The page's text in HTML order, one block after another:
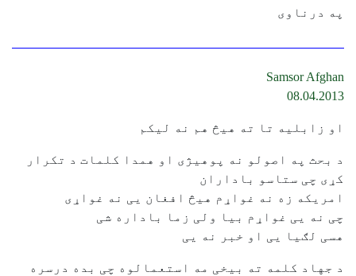
په درناوی
Samsor Afghan
08.04.2013
او زابلیه تا ته هیڅ هم نه لیکم
د بحث په اصولو نه پوهیژی او همدا کلمات د تکرار
کړی چی ستاسو باداران
امریکه زه نه غواړم هیڅ افغان یی نه غواړی
چی نه یی غواړم بیا ولی زما باداره شی
هسی لګیا یی او خبر نه یی
د جهاد کلمه ته بیخی مه استعمالوه چی بده درسره